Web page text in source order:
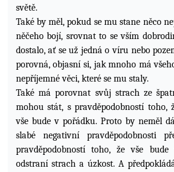
světě.
Také by měl, pokud se mu stane něco
něčeho bojí, srovnat to se vším
dostalo, ať se už jedná o víru nebo
porovná,objasní si, jak mnoho má
nepříjemné věci, které se mu staly.
Také má porovnat svůj strach ze
mohou stát, s pravděpodobností toho,
vše bude v pořádku. Proto by neměl
slabé negativní pravděpodobnosti
pravděpodobností toho, že vše
odstraní strach a úzkost. A